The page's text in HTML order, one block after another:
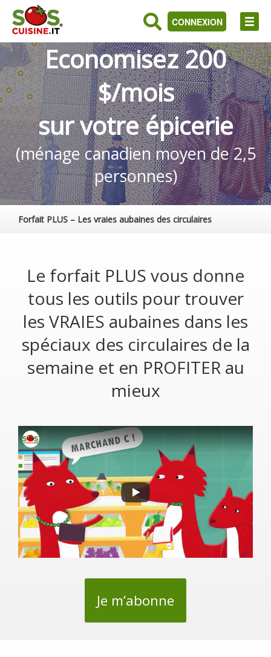
CONNEXION
Economisez 200
$/mois
sur votre épicerie
(ménage canadien moyen de 2,5
personnes)
Forfait PLUS – Les vraies aubaines des circulaires
Le forfait PLUS vous donne
tous les outils pour trouver
les VRAIES aubaines dans les
spéciaux des circulaires de la
semaine et en PROFITER au
mieux
Je m’abonne